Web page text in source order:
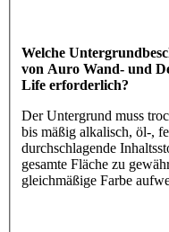
Welche
von Auro Wand- und
Life erforderlich?
Der Untergrund muss
bis mäßig alkalisch, öl-,
durchschlagende
gesamte Fläche zu
gleichmäßige Farbe